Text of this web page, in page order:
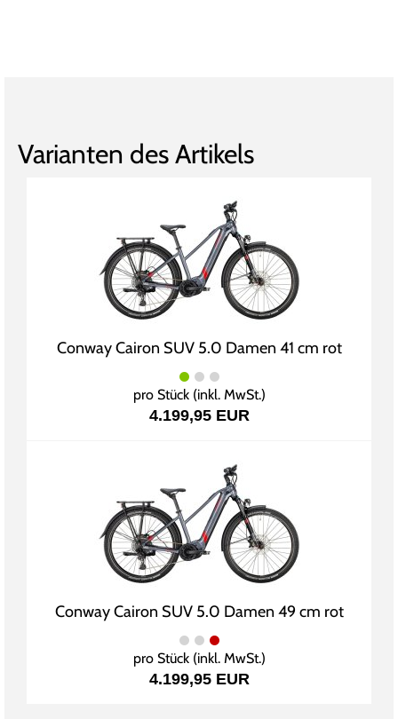
Varianten des Artikels
Conway Cairon SUV 5.0 Damen 41 cm rot
pro Stück (inkl. MwSt.)
4.199,95 EUR
Conway Cairon SUV 5.0 Damen 49 cm rot
pro Stück (inkl. MwSt.)
4.199,95 EUR